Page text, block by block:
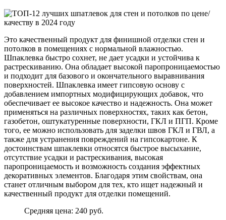
Это качественный продукт для финишной отделки стен и
потолков в помещениях с нормальной влажностью.
Шпаклевка быстро сохнет, не дает усадки и устойчива к
растрескиванию. Она обладает высокой паропроницаемостью
и подходит для базового и окончательного выравнивания
поверхностей. Шпаклевка имеет гипсовую основу с
добавлением импортных модифицирующих добавок, что
обеспечивает ее высокое качество и надежность. Она может
применяться на различных поверхностях, таких как бетон,
газобетон, оштукатуренные поверхности, ГКЛ и ПГП. Кроме
того, ее можно использовать для заделки швов ГКЛ и ГВЛ, а
также для устранения повреждений на гипсокартоне. К
достоинствам шпаклевки относятся быстрое высыхание,
отсутствие усадки и растрескивания, высокая
паропроницаемость и возможность создания эффектных
декоративных элементов. Благодаря этим свойствам, она
станет отличным выбором для тех, кто ищет надежный и
качественный продукт для отделки помещений.
Средняя цена: 240 руб.